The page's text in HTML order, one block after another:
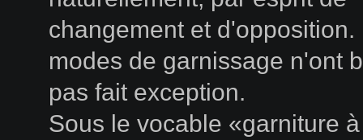
changement et d'opposition.
modes de garnissage n'ont
pas fait exception.
Sous le vocable «garniture à